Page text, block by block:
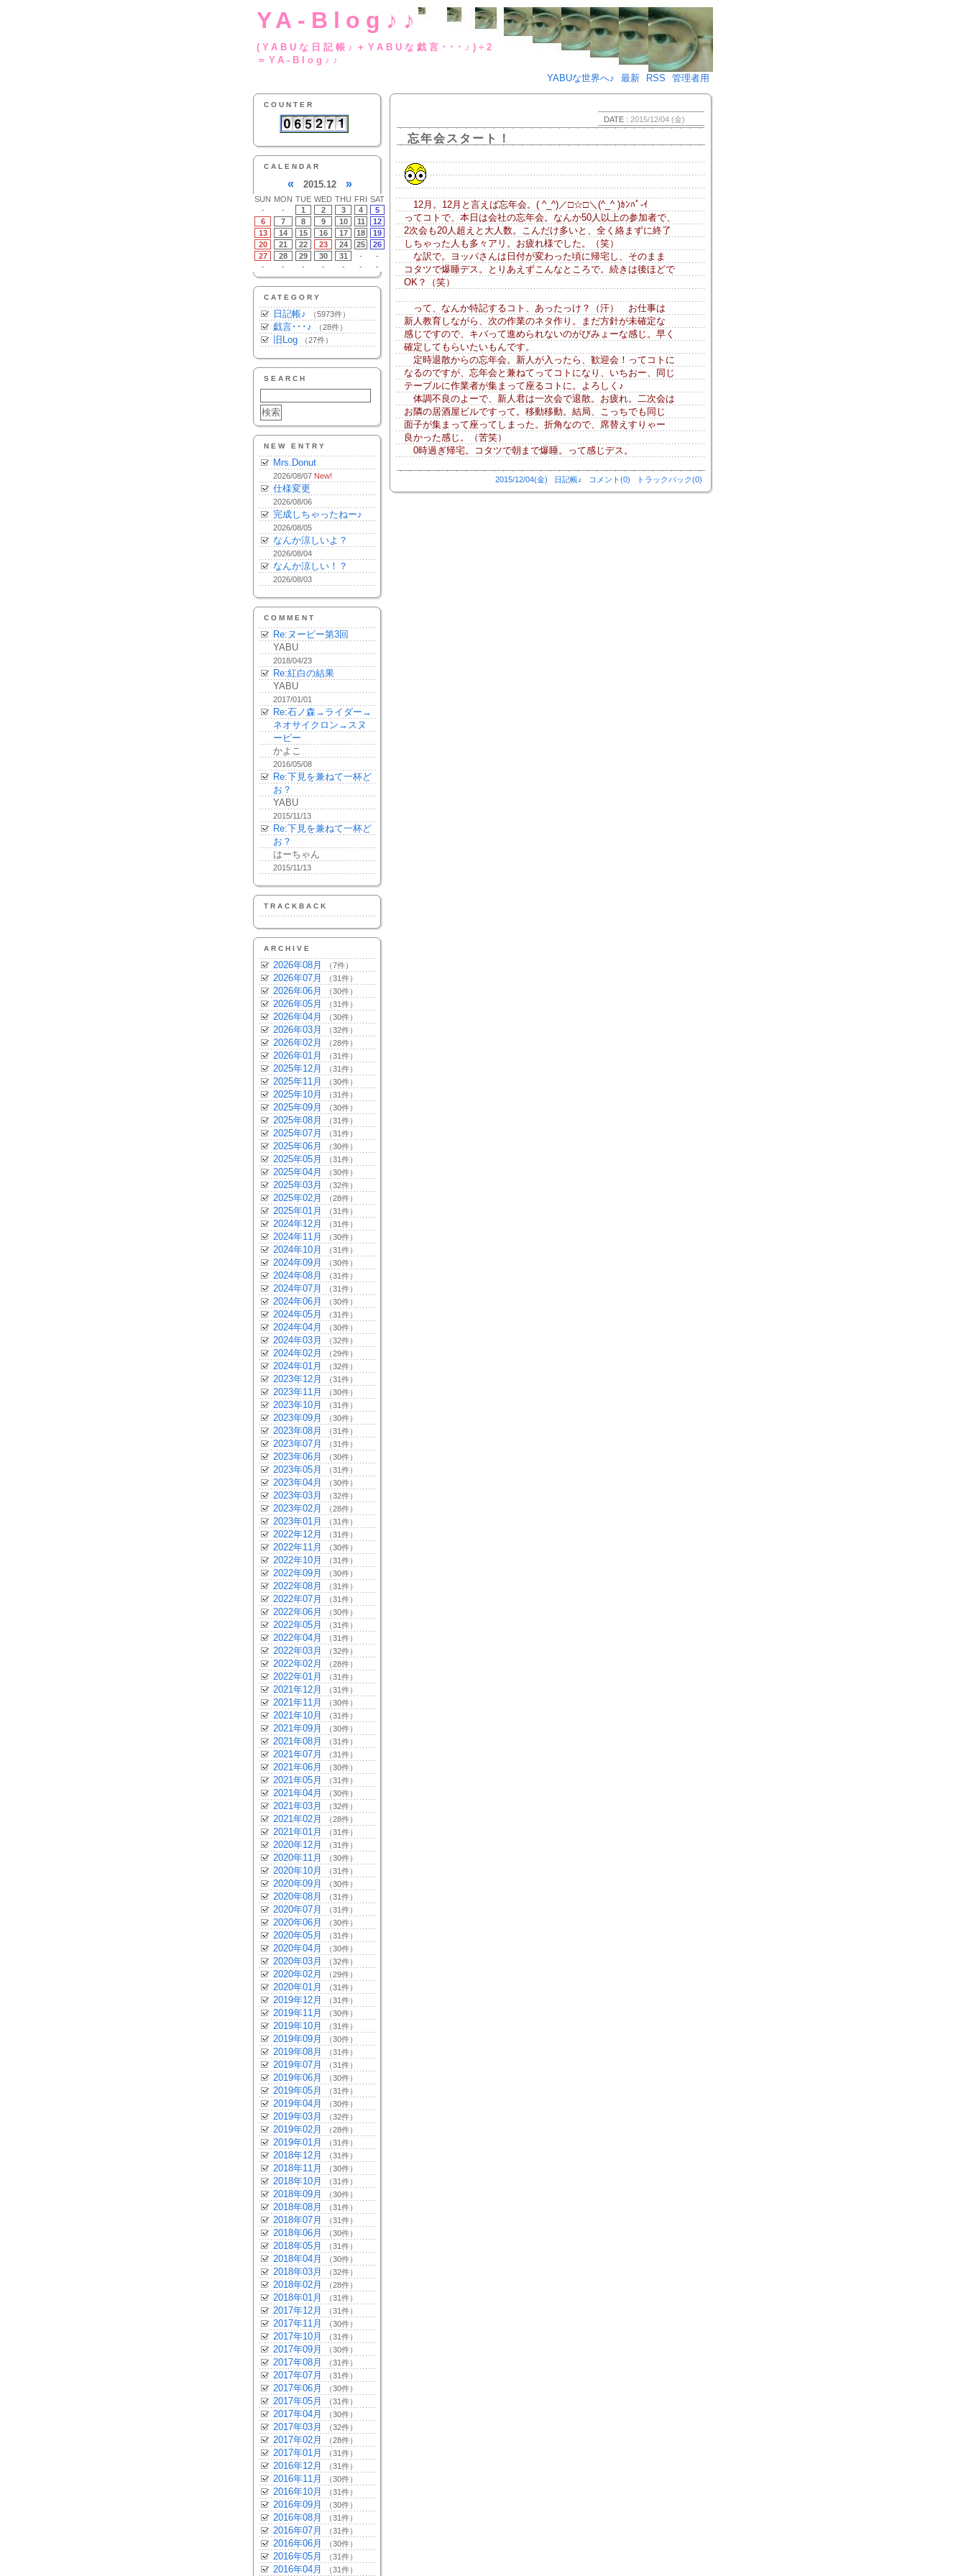
YA-Blog♪♪
(YABUな日記帳♪＋YABUな戯言･･･♪)÷2
＝YA-Blog♪♪
YABUな世界へ♪
最新 RSS 管理者用
COUNTER
CALENDAR
« 2015.12 »
SUN MON TUE WED THU FRI SAT
-
- 1 2 3 4
5
6
7 8 9 10 11
12
13
14 15 16 17 18
19
20
21 22 23 24 25
26
27
28 29 30 31 -
-
-
- - - - - -
CATEGORY
日記帳♪ （5973件）
戯言･･･♪ （28件）
旧Log （27件）
SEARCH
NEW ENTRY
Mrs.Donut
2026/08/07 New!
仕様変更
2026/08/06
完成しちゃったねー♪
2026/08/05
なんか涼しいよ？
2026/08/04
なんか涼しい！？
2026/08/03
COMMENT
Re:ヌーピー第3回
YABU
2018/04/23
Re:紅白の結果
YABU
2017/01/01
Re:石ノ森→ライダー→
ネオサイクロン→スヌ
ーピー
かよこ
2016/05/08
Re:下見を兼ねて一杯ど
お？
YABU
2015/11/13
Re:下見を兼ねて一杯ど
お？
はーちゃん
2015/11/13
TRACKBACK
ARCHIVE
2026年08月 （7件）
2026年07月 （31件）
2026年06月 （30件）
2026年05月 （31件）
2026年04月 （30件）
2026年03月 （32件）
2026年02月 （28件）
2026年01月 （31件）
2025年12月 （31件）
2025年11月 （30件）
2025年10月 （31件）
2025年09月 （30件）
2025年08月 （31件）
2025年07月 （31件）
2025年06月 （30件）
2025年05月 （31件）
2025年04月 （30件）
2025年03月 （32件）
2025年02月 （28件）
2025年01月 （31件）
2024年12月 （31件）
2024年11月 （30件）
2024年10月 （31件）
2024年09月 （30件）
2024年08月 （31件）
2024年07月 （31件）
2024年06月 （30件）
2024年05月 （31件）
2024年04月 （30件）
2024年03月 （32件）
2024年02月 （29件）
2024年01月 （32件）
2023年12月 （31件）
2023年11月 （30件）
2023年10月 （31件）
2023年09月 （30件）
2023年08月 （31件）
2023年07月 （31件）
2023年06月 （30件）
2023年05月 （31件）
2023年04月 （30件）
2023年03月 （32件）
2023年02月 （28件）
2023年01月 （31件）
2022年12月 （31件）
2022年11月 （30件）
2022年10月 （31件）
2022年09月 （30件）
2022年08月 （31件）
2022年07月 （31件）
2022年06月 （30件）
2022年05月 （31件）
2022年04月 （31件）
2022年03月 （32件）
2022年02月 （28件）
2022年01月 （31件）
2021年12月 （31件）
2021年11月 （30件）
2021年10月 （31件）
2021年09月 （30件）
2021年08月 （31件）
2021年07月 （31件）
2021年06月 （30件）
2021年05月 （31件）
2021年04月 （30件）
2021年03月 （32件）
2021年02月 （28件）
2021年01月 （31件）
2020年12月 （31件）
2020年11月 （30件）
2020年10月 （31件）
2020年09月 （30件）
2020年08月 （31件）
2020年07月 （31件）
2020年06月 （30件）
2020年05月 （31件）
2020年04月 （30件）
2020年03月 （32件）
2020年02月 （29件）
2020年01月 （31件）
2019年12月 （31件）
2019年11月 （30件）
2019年10月 （31件）
2019年09月 （30件）
2019年08月 （31件）
2019年07月 （31件）
2019年06月 （30件）
2019年05月 （31件）
2019年04月 （30件）
2019年03月 （32件）
2019年02月 （28件）
2019年01月 （31件）
2018年12月 （31件）
2018年11月 （30件）
2018年10月 （31件）
2018年09月 （30件）
2018年08月 （31件）
2018年07月 （31件）
2018年06月 （30件）
2018年05月 （31件）
2018年04月 （30件）
2018年03月 （32件）
2018年02月 （28件）
2018年01月 （31件）
2017年12月 （31件）
2017年11月 （30件）
2017年10月 （31件）
2017年09月 （30件）
2017年08月 （31件）
2017年07月 （31件）
2017年06月 （30件）
2017年05月 （31件）
2017年04月 （30件）
2017年03月 （32件）
2017年02月 （28件）
2017年01月 （31件）
2016年12月 （31件）
2016年11月 （30件）
2016年10月 （31件）
2016年09月 （30件）
2016年08月 （31件）
2016年07月 （31件）
2016年06月 （30件）
2016年05月 （31件）
2016年04月 （31件）
DATE : 2015/12/04 (金)
忘年会スタート！
12月。12月と言えば忘年会。( ^_^)／□☆□＼(^_^ )ｶﾝﾊﾟ-ｲ
ってコトで、本日は会社の忘年会。なんか50人以上の参加者で、
2次会も20人超えと大人数。こんだけ多いと、全く絡まずに終了
しちゃった人も多々アリ。お疲れ様でした。（笑）
な訳で。ヨッパさんは日付が変わった頃に帰宅し、そのまま
コタツで爆睡デス。とりあえずこんなところで。続きは後ほどで
OK？（笑）
って、なんか特記するコト、あったっけ？（汗） お仕事は
新人教育しながら、次の作業のネタ作り。まだ方針が未確定な
感じですので、キバって進められないのがびみょーな感じ。早く
確定してもらいたいもんです。
定時退散からの忘年会。新人が入ったら、歓迎会！ってコトに
なるのですが、忘年会と兼ねてってコトになり、いちおー、同じ
テーブルに作業者が集まって座るコトに。よろしく♪
体調不良のよーで、新人君は一次会で退散。お疲れ。二次会は
お隣の居酒屋ビルですって。移動移動。結局、こっちでも同じ
面子が集まって座ってしまった。折角なので、席替えすりゃー
良かった感じ。（苦笑）
0時過ぎ帰宅。コタツで朝まで爆睡。って感じデス。
2015/12/04(金) 日記帳♪ コメント(0) トラックバック(0)